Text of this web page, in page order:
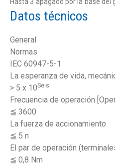
Datos técnicos
General
Normas
IEC 60947-5-1
La esperanza de vida,
> 5 x 10Seis
Frecuencia de operación
≦ 3600
La fuerza de accionamiento
≦ 5 n
El par de operación
≦ 0,8 Nm